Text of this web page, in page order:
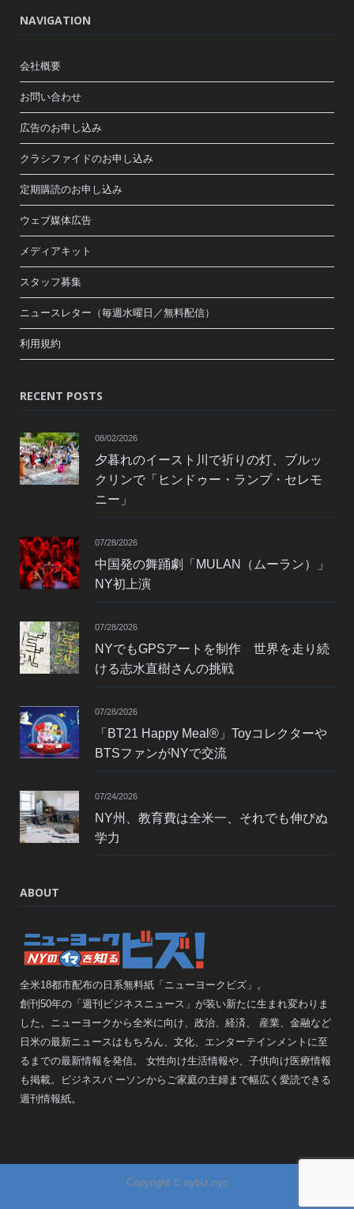
NAVIGATION
会社概要
お問い合わせ
広告のお申し込み
クラシファイドのお申し込み
定期購読のお申し込み
ウェブ媒体広告
メディアキット
スタッフ募集
ニュースレター（毎週水曜日／無料配信）
利用規約
RECENT POSTS
08/02/2026
夕暮れのイースト川で祈りの灯、ブルッ
クリンで「ヒンドゥー・ランプ・セレモ
ニー」
07/28/2026
中国発の舞踊劇「MULAN（ムーラン）」
NY初上演
07/28/2026
NYでもGPSアートを制作 世界を走り続
ける志水直樹さんの挑戦
07/28/2026
「BT21 Happy Meal®」Toyコレクターや
BTSファンがNYで交流
07/24/2026
NY州、教育費は全米一、それでも伸びぬ
学力
ABOUT
全米18都市配布の日系無料紙「ニューヨークビズ」。
創刊50年の「週刊ビジネスニュース」が装い新たに生まれ変わりま
した。ニューヨークから全米に向け、政治、経済、 産業、金融など
日米の最新ニュースはもちろん、文化、エンターテインメントに至
るまでの最新情報を発信。 女性向け生活情報や、子供向け医療情報
も掲載。ビジネスパ ーソンからご家庭の主婦まで幅広く愛読できる
週刊情報紙。
Copyright © nybiz.nyc